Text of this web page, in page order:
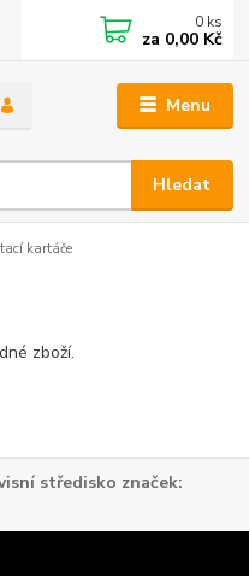
Menu
Hledat
0 ks
za 0,00 Kč
kartáče
zboží.
středisko značek: